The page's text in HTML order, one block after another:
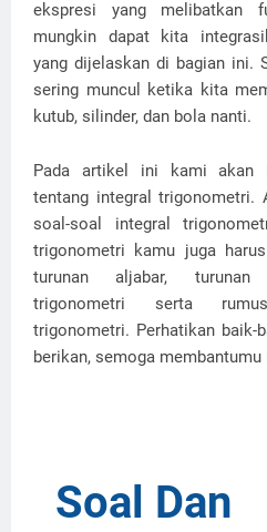
ekspresi yang melibatkan
mungkin dapat kita
yang dijelaskan di bagian ini.
sering muncul ketika kita
kutub, silinder, dan bola nanti.
Pada artikel ini kami akan
tentang integral trigonometri.
soal-soal integral
trigonometri kamu juga
turunan aljabar, turunan
trigonometri serta
trigonometri. Perhatikan baik-
berikan, semoga
Soal Dan